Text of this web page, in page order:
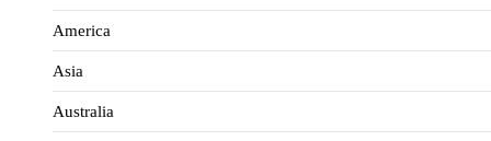
America
Asia
Australia